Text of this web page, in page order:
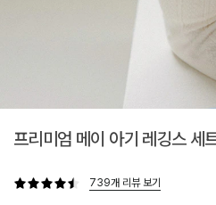
프리미엄 메이 아기 레깅스 세
739개 리뷰 보기